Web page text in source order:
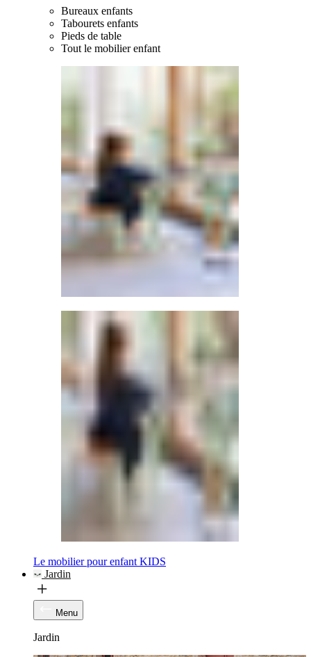
Bureaux enfants
Tabourets enfants
Pieds de table
Tout le mobilier enfant
Le mobilier pour enfant KIDS
Jardin
Menu
Jardin